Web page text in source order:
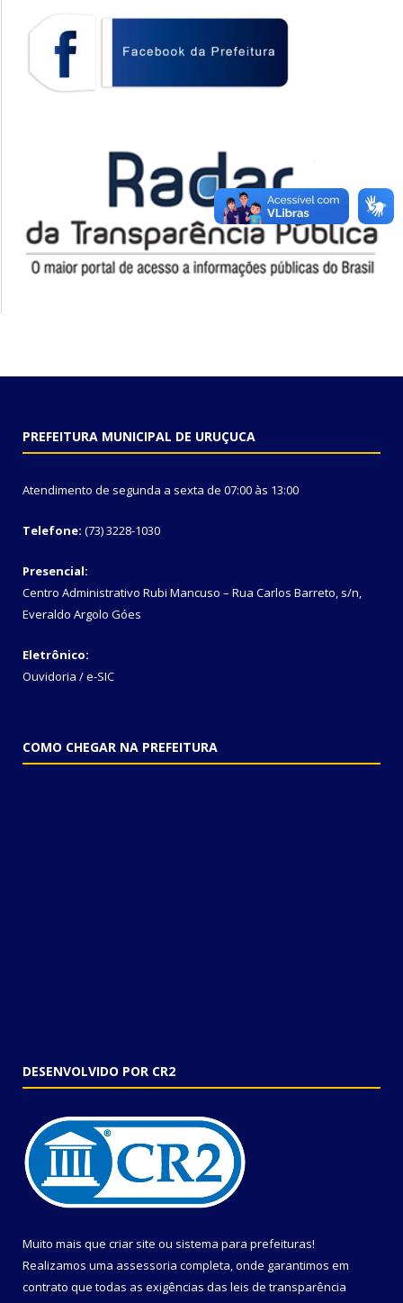
PREFEITURA MUNICIPAL DE URUÇUCA
Atendimento de segunda a sexta de 07:00 às 13:00
Telefone: (73) 3228-1030
Presencial:
Centro Administrativo Rubi Mancuso – Rua Carlos Barreto, s/n,
Everaldo Argolo Góes
Eletrônico:
Ouvidoria /e-SIC
COMO CHEGAR NA PREFEITURA
DESENVOLVIDO POR CR2
Muito mais que criar site ou sistema para prefeituras!
Realizamos uma assessoria completa, onde garantimos em
contrato que todas as exigências das leis de transparência